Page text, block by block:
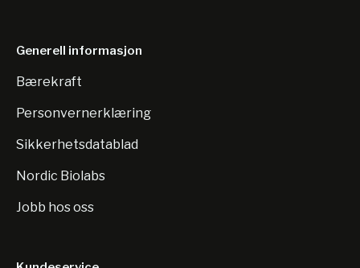
Generell informasjon
Bærekraft
Personvernerklæring
Sikkerhetsdatablad
Nordic Biolabs
Jobb hos oss